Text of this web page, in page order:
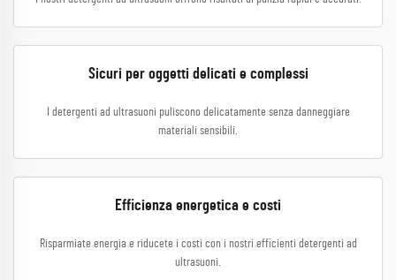
Sicuri per oggetti delicati e complessi
I detergenti ad ultrasuoni puliscono delicatamente senza danneggiare
materiali sensibili.
Efficienza energetica e costi
Risparmiate energia e riducete i costi con i nostri efficienti detergenti ad
ultrasuoni.